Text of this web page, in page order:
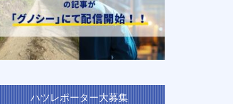
ハツレポーター大募集